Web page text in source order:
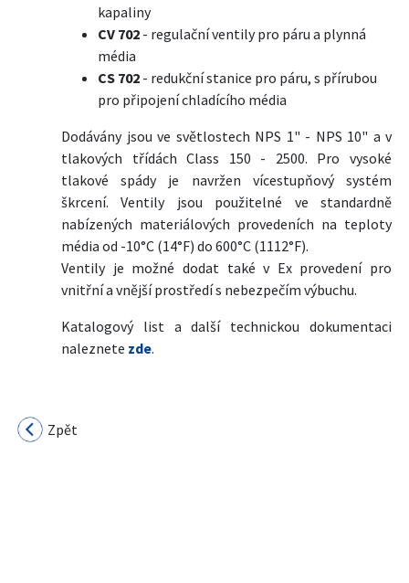
kapaliny
CV 702 - regulační ventily pro páru a plynná
média
CS 702 - redukční stanice pro páru, s přírubou
pro připojení chladícího média
Dodávány jsou ve světlostech NPS 1" - NPS 10" a v
tlakových třídách Class 150 - 2500. Pro vysoké
tlakové spády je navržen vícestupňový systém
škrcení. Ventily jsou použitelné ve standardně
nabízených materiálových provedeních na teploty
média od -10°C (14°F) do 600°C (1112°F).
Ventily je možné dodat také v Ex provedení pro
vnitřní a vnější prostředí s nebezpečím výbuchu.
Katalogový list a další technickou dokumentaci
naleznete zde.
Zpět